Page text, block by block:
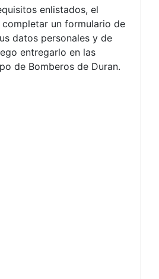
enlistados, el
un formulario de
datos personales y de
entregarlo en las
de Bomberos de Duran.